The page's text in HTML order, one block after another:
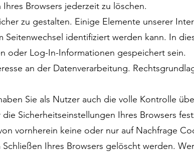
Browsers jederzeit zu löschen.
zu gestalten. Einige Elemente unserer
identifiziert werden kann. In
oder Log-In-Informationen gespeichert sein.
an der Datenverarbeitung.
Sie als Nutzer auch die volle Kontrolle
Sicherheitseinstellungen Ihres Browsers
vornherein keine oder nur auf Nachfrage
Ihres Browsers gelöscht werden.